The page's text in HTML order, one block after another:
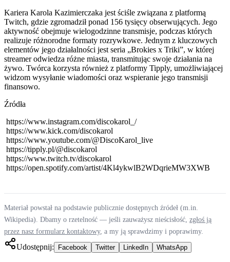
Kariera Karola Kazimierczaka jest ściśle związana z platformą
Twitch, gdzie zgromadził ponad 156 tysięcy obserwujących. Jego
aktywność obejmuje wielogodzinne transmisje, podczas których
realizuje różnorodne formaty rozrywkowe. Jednym z kluczowych
elementów jego działalności jest seria „Brokies x Triki”, w której
streamer odwiedza różne miasta, transmitując swoje działania na
żywo. Twórca korzysta również z platformy Tipply, umożliwiającej
widzom wysyłanie wiadomości oraz wspieranie jego transmisji
finansowo.
Źródła
https://www.instagram.com/discokarol_/
https://www.kick.com/discokarol
https://www.youtube.com/@DiscoKarol_live
https://tipply.pl/@discokarol
https://www.twitch.tv/discokarol
https://open.spotify.com/artist/4Kl4ykwlB2WDqrieMW3XWB
Materiał powstał na podstawie publicznie dostępnych źródeł (m.in.
Wikipedia). Dbamy o rzetelność — jeśli zauważysz nieścisłość, zgłoś ją
przez nasz formularz kontaktowy, a my ją sprawdzimy i poprawimy.
Udostępnij: Facebook Twitter LinkedIn WhatsApp